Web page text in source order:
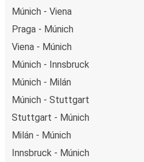
Múnich - Viena
Praga - Múnich
Viena - Múnich
Múnich - Innsbruck
Múnich - Milán
Múnich - Stuttgart
Stuttgart - Múnich
Milán - Múnich
Innsbruck - Múnich